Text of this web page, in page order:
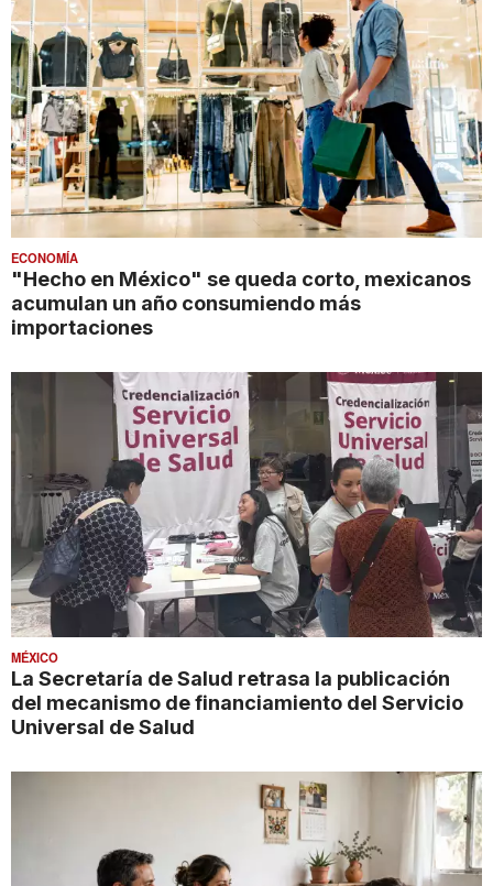
ECONOMÍA
"Hecho en México" se queda corto, mexicanos
acumulan un año consumiendo más
importaciones
MÉXICO
La Secretaría de Salud retrasa la publicación
del mecanismo de financiamiento del Servicio
Universal de Salud